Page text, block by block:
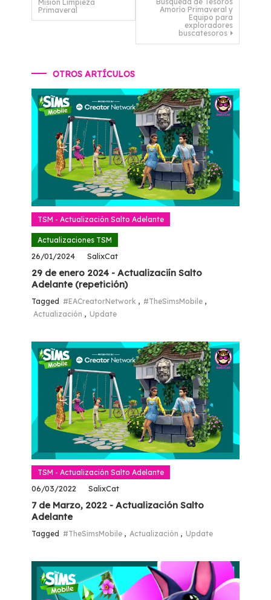
de
Misión Limpieza
Primaveral
Amorío Primaveral y
Equipo para
exploradores
buscatesoros
OTROS ARTÍCULOS
TSM - Actualización Salto Adelante
Actualizaciones TSM
26/01/2024 SalixCat
29 de enero 2024 - Actualizaciín Salto
Adelante (repetición)
Tagged #EACreatorNetwork , #TheSimsMobile ,
Actualización , Update
TSM - Actualización Salto Adelante
06/03/2022 SalixCat
7 de Marzo, 2022 - Actualización Salto
Adelante
Tagged #TheSimsMobile , Actualización , Update